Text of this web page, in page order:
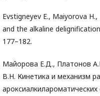
Evstigneyev E., Maiyorova
and the alkaline
177–182.
Майорова Е.Д., Платонов
В.Н. Кинетика и механизм